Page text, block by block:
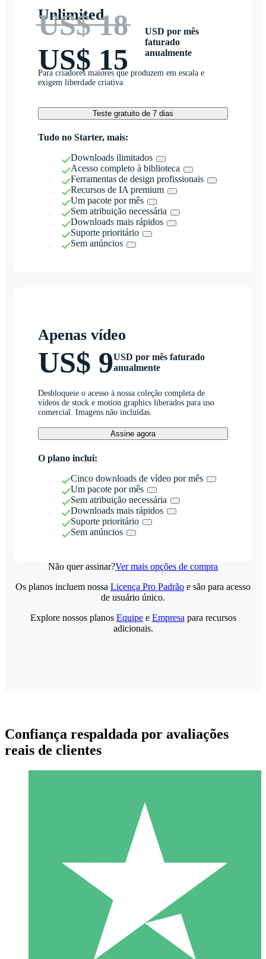
Unlimited
US$ 18
US$ 15
USD por mês
faturado
anualmente
Para criadores maiores que produzem em escala e
exigem liberdade criativa
Teste gratuito de 7 dias
Tudo no Starter, mais:
Downloads ilimitados
Acesso completo à biblioteca
Ferramentas de design profissionais
Recursos de IA premium
Um pacote por mês
Sem atribuição necessária
Downloads mais rápidos
Suporte prioritário
Sem anúncios
Apenas vídeo
US$ 9USD por mês faturado
anualmente
Desbloqueie o acesso à nossa coleção completa de
vídeos de stock e motion graphics liberados para uso
comercial. Imagens não incluídas.
Assine agora
O plano inclui:
Cinco downloads de vídeo por mês
Um pacote por mês
Sem atribuição necessária
Downloads mais rápidos
Suporte prioritário
Sem anúncios
Não quer assinar?Ver mais opções de compra
Pacotes de Créditos Individuais
Pague conforme o uso com créditos de download. Sem
1000
Os planos incluem nossa Licença Pro Padrão e são para acesso
de usuário único.
Explore nossos planos Equipee Empresa para recursos
adicionais.
Confiança respaldada por avaliações
reais de clientes